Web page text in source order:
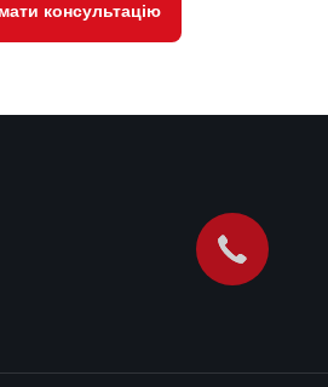
консультацію